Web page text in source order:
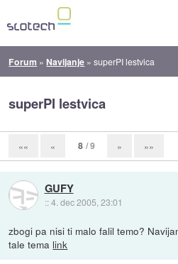
Forum » Navijanje »superPI lestvica
superPI lestvica
«« « 8 / 9 » »»
GUFY
::4. dec 2005, 23:01
zbogi pa nisi ti malo falil temo?
tale tema link